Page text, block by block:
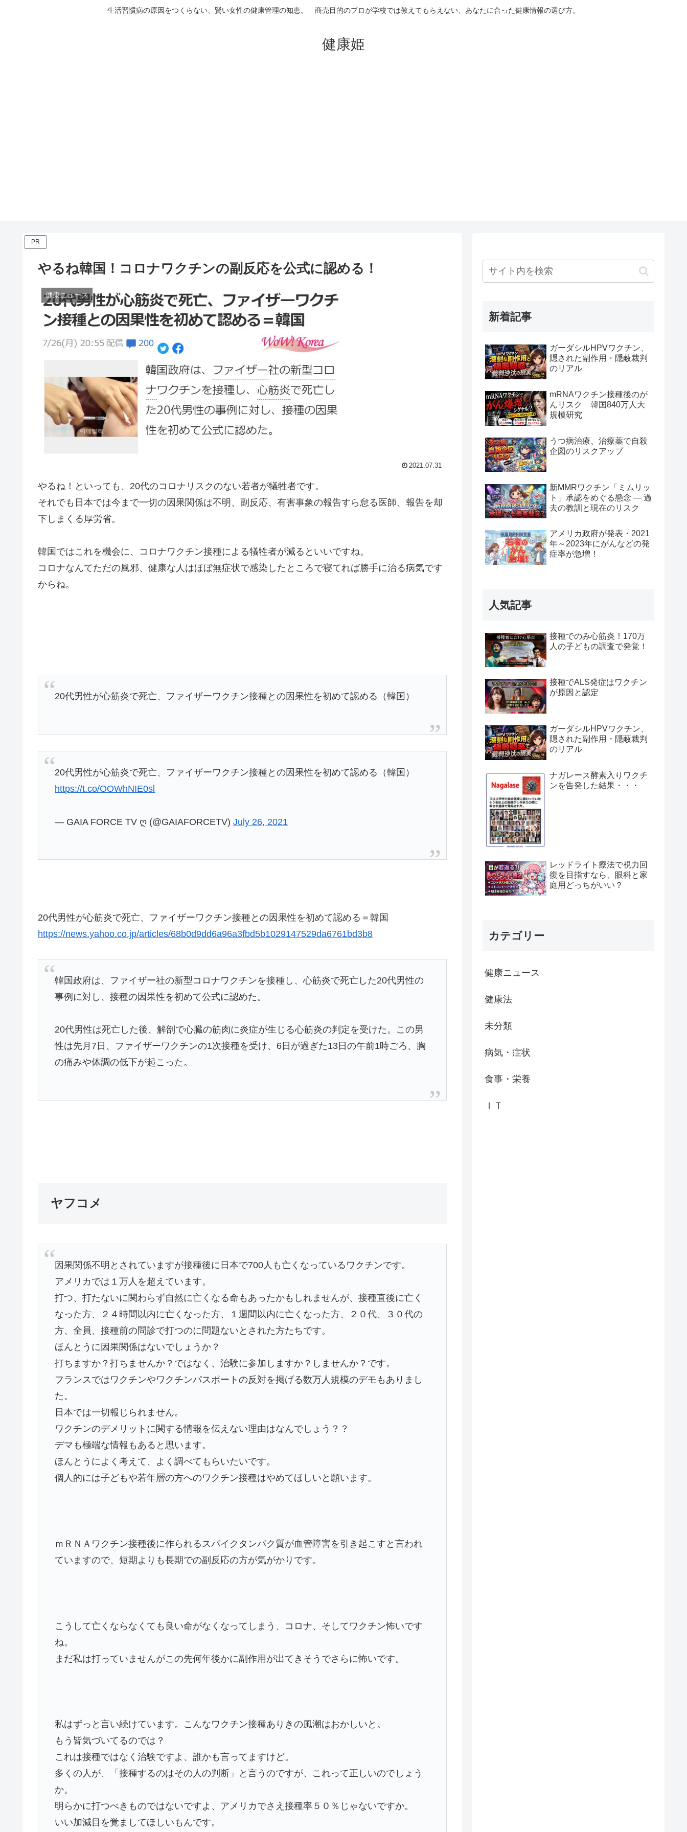
生活習慣病の原因をつくらない、賢い女性の健康管理の知恵。 商売目的のプロが学校では教えてもらえない、あなたに合った健康情報の選び方。
健康姫
PR
やるね韓国！コロナワクチンの副反応を公式に認める！
健康ニュース
2021.07.31
やるね！といっても、20代のコロナリスクのない若者が犠牲者です。
それでも日本では今まで一切の因果関係は不明、副反応、有害事象の報告すら怠る医師、報告を却
下しまくる厚労省。
韓国ではこれを機会に、コロナワクチン接種による犠牲者が減るといいですね。
コロナなんてただの風邪、健康な人はほぼ無症状で感染したところで寝てれば勝手に治る病気です
からね。
20代男性が心筋炎で死亡、ファイザーワクチン接種との因果性を初めて認める（韓国）
20代男性が心筋炎で死亡、ファイザーワクチン接種との因果性を初めて認める（韓国）
https://t.co/OOWhNIE0sl
— GAIA FORCE TV ღ (@GAIAFORCETV)July 26, 2021
20代男性が心筋炎で死亡、ファイザーワクチン接種との因果性を初めて認める＝韓国
https://news.yahoo.co.jp/articles/68b0d9dd6a96a3fbd5b1029147529da6761bd3b8
韓国政府は、ファイザー社の新型コロナワクチンを接種し、心筋炎で死亡した20代男性の
事例に対し、接種の因果性を初めて公式に認めた。
20代男性は死亡した後、解剖で心臓の筋肉に炎症が生じる心筋炎の判定を受けた。この男
性は先月7日、ファイザーワクチンの1次接種を受け、6日が過ぎた13日の午前1時ごろ、胸
の痛みや体調の低下が起こった。
ヤフコメ
因果関係不明とされていますが接種後に日本で700人も亡くなっているワクチンです。
アメリカでは１万人を超えています。
打つ、打たないに関わらず自然に亡くなる命もあったかもしれませんが、接種直後に亡く
なった方、２４時間以内に亡くなった方、１週間以内に亡くなった方、２０代、３０代の
方、全員、接種前の問診で打つのに問題ないとされた方たちです。
ほんとうに因果関係はないでしょうか？
打ちますか？打ちませんか？ではなく、治験に参加しますか？しませんか？です。
フランスではワクチンやワクチンパスポートの反対を掲げる数万人規模のデモもありまし
た。
日本では一切報じられません。
ワクチンのデメリットに関する情報を伝えない理由はなんでしょう？？
デマも極端な情報もあると思います。
ほんとうによく考えて、よく調べてもらいたいです。
個人的には子どもや若年層の方へのワクチン接種はやめてほしいと願います。
ｍＲＮＡワクチン接種後に作られるスパイクタンパク質が血管障害を引き起こすと言われ
ていますので、短期よりも長期での副反応の方が気がかりです。
こうして亡くならなくても良い命がなくなってしまう、コロナ、そしてワクチン怖いです
ね。
まだ私は打っていませんがこの先何年後かに副作用が出てきそうでさらに怖いです。
私はずっと言い続けています。こんなワクチン接種ありきの風潮はおかしいと。
もう皆気づいてるのでは？
これは接種ではなく治験ですよ、誰かも言ってますけど。
多くの人が、「接種するのはその人の判断」と言うのですが、これって正しいのでしょう
か。
明らかに打つべきものではないですよ、アメリカでさえ接種率５０％じゃないですか。
いい加減目を覚ましてほしいもんです。
新着記事
ガーダシルHPVワクチン、
隠された副作用・隠蔽裁判
のリアル
mRNAワクチン接種後のが
んリスク 韓国840万人大
規模研究
うつ病治療、治療薬で自殺
企図のリスクアップ
新MMRワクチン「ミムリッ
ト」承認をめぐる懸念 — 過
去の教訓と現在のリスク
アメリカ政府が発表・2021
年～2023年にがんなどの発
症率が急増！
人気記事
接種でのみ心筋炎！170万
人の子どもの調査で発覚！
接種でALS発症はワクチン
が原因と認定
ガーダシルHPVワクチン、
隠された副作用・隠蔽裁判
のリアル
ナガレース酵素入りワクチ
ンを告発した結果・・・
レッドライト療法で視力回
復を目指すなら、眼科と家
庭用どっちがいい？
カテゴリー
健康ニュース
健康法
未分類
病気・症状
食事・栄養
ＩＴ